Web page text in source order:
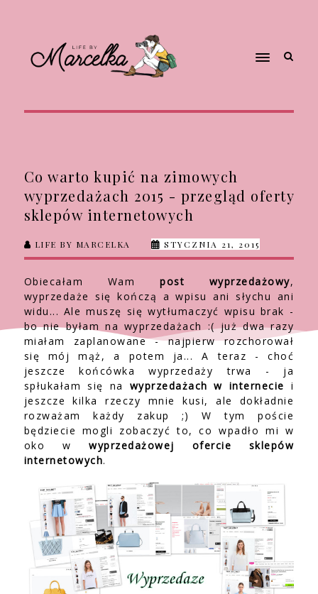
Co warto kupić na zimowych
wyprzedażach 2015 - przegląd oferty
sklepów internetowych
LIFE BY MARCELKA STYCZNIA 21, 2015
Obiecałam Wampost wyprzedażowy,
wyprzedaże się kończą a wpisu ani słychu ani
widu... Ale muszę się wytłumaczyć wpisu brak -
bo nie byłam na wyprzedażach :( już dwa razy
miałam zaplanowane - najpierw rozchorował
się mój mąż, a potem ja... A teraz - choć
jeszcze końcówka wyprzedaży trwa - ja
spłukałam się na wyprzedażach w internecie i
jeszcze kilka rzeczy mnie kusi, ale dokładnie
rozważam każdy zakup ;) W tym poście
będziecie mogli zobaczyć to, co wpadło mi w
oko wwyprzedażowej ofercie sklepów
internetowych.